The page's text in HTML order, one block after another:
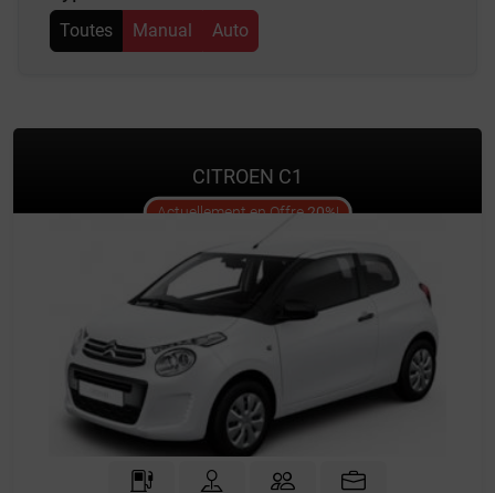
Toutes Manual Auto
CITROEN C1
Actuellement en Offre20%!offer